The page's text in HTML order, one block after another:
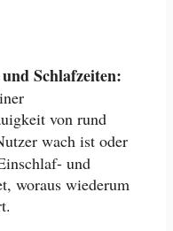
Schlafzeiten:
von rund
wach ist oder
und
woraus wiederum